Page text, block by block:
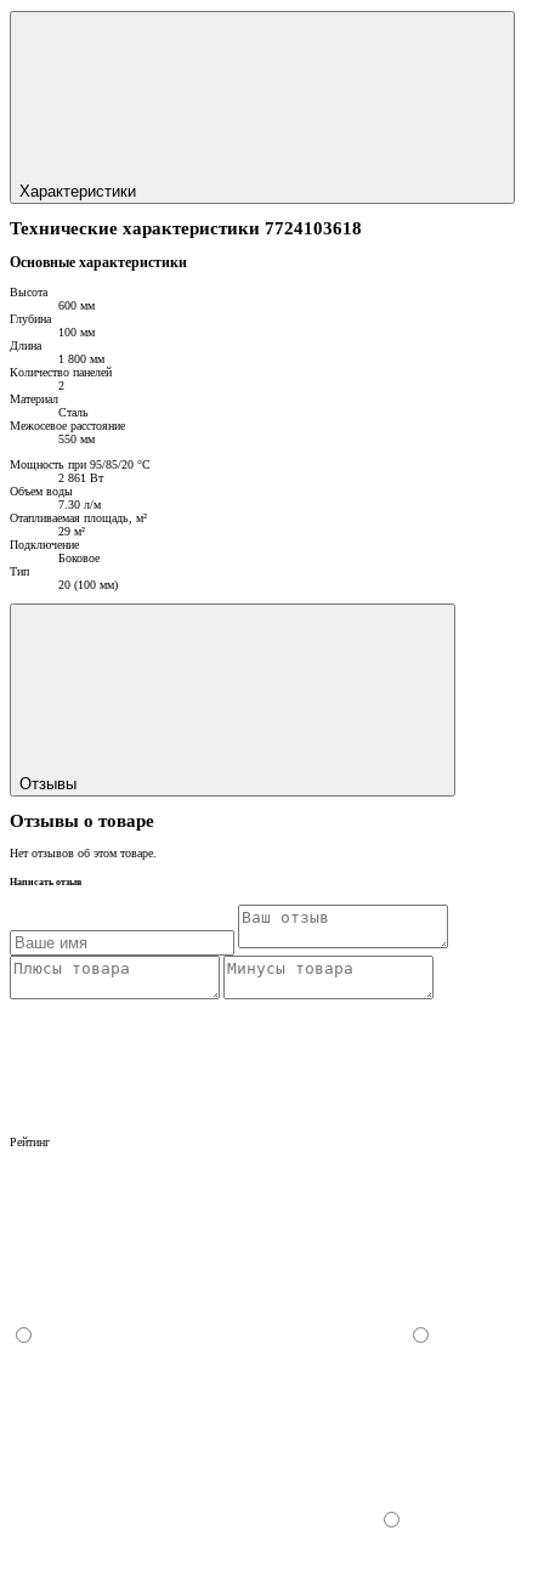
Характеристики
Технические характеристики 7724103618
Основные характеристики
Высота
600 мм
Глубина
100 мм
Длина
1 800 мм
Количество панелей
2
Материал
Сталь
Межосевое расстояние
550 мм
Мощность при 95/85/20 °C
2 861 Вт
Объем воды
7.30 л/м
Отапливаемая площадь, м²
29 м²
Подключение
Боковое
Тип
20 (100 мм)
Отзывы
Отзывы о товаре
Нет отзывов об этом товаре.
Написать отзыв
Рейтинг